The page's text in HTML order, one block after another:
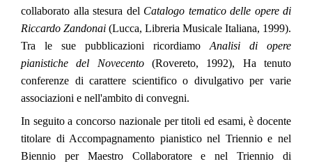
collaborato alla stesura del Catalogo tematico delle opere di
Riccardo Zandonai (Lucca, Libreria Musicale Italiana, 1999).
Tra le sue pubblicazioni ricordiamo Analisi di opere
pianistiche del Novecento(Rovereto, 1992), Ha tenuto
conferenze di carattere scientifico o divulgativo per varie
associazioni e nell'ambito di convegni.
In seguito a concorso nazionale per titoli ed esami, è docente
titolare di Accompagnamento pianistico nel Triennio e nel
Biennio per Maestro Collaboratore e nel Triennio di